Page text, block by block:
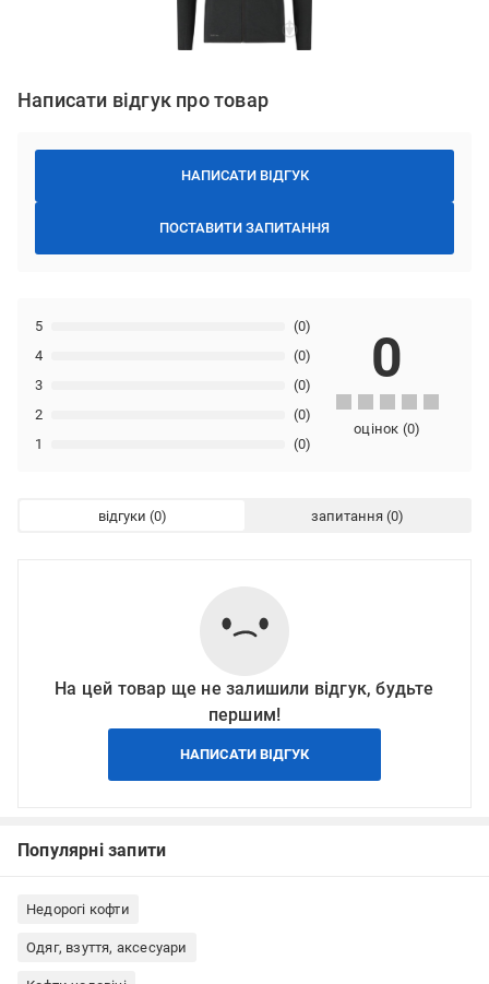
Написати відгук про товар
НАПИСАТИ ВІДГУК
ПОСТАВИТИ ЗАПИТАННЯ
1 (0)
2 (0)
3 (0)
4 (0)
5 (0)
0
оцінок (0)
відгуки запитання
На цей товар ще не залишили відгук, будьте
першим!
НАПИСАТИ ВІДГУК
Популярні запити
Недорогі кофти
Одяг, взуття, аксесуари